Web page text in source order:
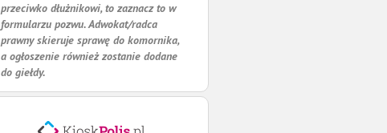
przeciwko dłużnikowi, to zaznacz to w
formularzu pozwu. Adwokat/radca
prawny skieruje sprawę do komornika,
a ogłoszenie również zostanie dodane
do giełdy.